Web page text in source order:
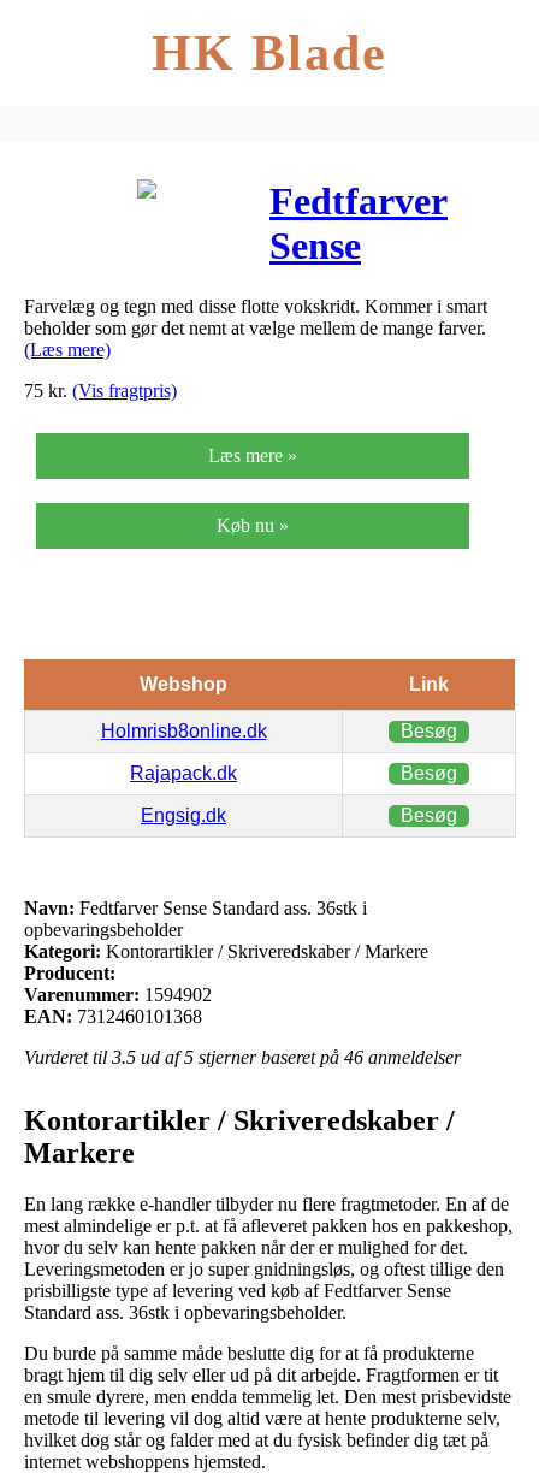
HK Blade
Fedtfarver
Sense
Standard ass.
36stk i
Farvelæg og tegn med disse flotte vokskridt. Kommer i smart
beholder som gør det nemt at vælge mellem de mange farver.
(Læs mere)
75 kr. (Vis fragtpris)
Læs mere »
Køb nu »
Webshop Link
Holmrisb8online.dk Besøg
Rajapack.dk Besøg
Engsig.dk Besøg
Navn: Fedtfarver Sense Standard ass. 36stk i
opbevaringsbeholder
Kategori: Kontorartikler / Skriveredskaber / Markere
Producent:
Varenummer: 1594902
EAN: 7312460101368
Vurderet til 3.5 ud af 5 stjerner baseret på 46 anmeldelser
Kontorartikler / Skriveredskaber /
Markere
En lang række e-handler tilbyder nu flere fragtmetoder. En af de
mest almindelige er p.t. at få afleveret pakken hos en pakkeshop,
hvor du selv kan hente pakken når der er mulighed for det.
Leveringsmetoden er jo super gnidningsløs, og oftest tillige den
prisbilligste type af levering ved køb af Fedtfarver Sense
Standard ass. 36stk i opbevaringsbeholder.
Du burde på samme måde beslutte dig for at få produkterne
bragt hjem til dig selv eller ud på dit arbejde. Fragtformen er tit
en smule dyrere, men endda temmelig let. Den mest prisbevidste
metode til levering vil dog altid være at hente produkterne selv,
hvilket dog står og falder med at du fysisk befinder dig tæt på
internet webshoppens hjemsted.